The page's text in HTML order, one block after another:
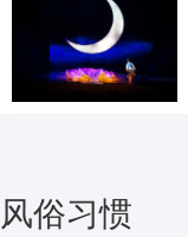
风俗习惯